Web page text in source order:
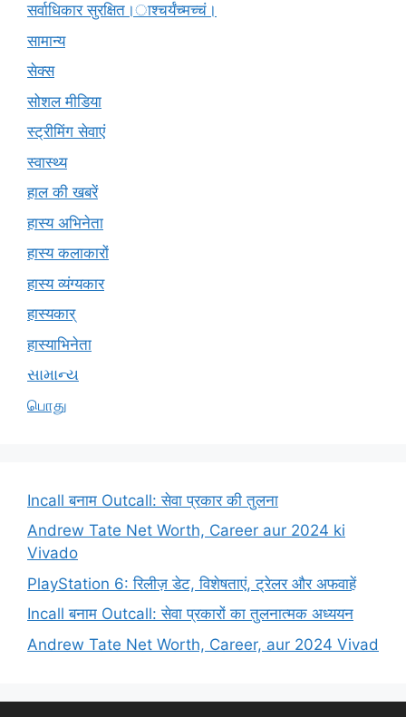
सर्वाधिकार सुरक्षित।ाश्चर्यंच्मच्चं।
सामान्य
सेक्स
सोशल मीडिया
स्ट्रीमिंग सेवाएं
स्वास्थ्य
हाल की खबरें
हास्य अभिनेता
हास्य कलाकारों
हास्य व्यंग्यकार
हास्यकार्
हास्याभिनेता
સામાન્ય
பொது
Incall बनाम Outcall: सेवा प्रकार की तुलना
Andrew Tate Net Worth, Career aur 2024 ki
Vivado
PlayStation 6: रिलीज़ डेट, विशेषताएं, ट्रेलर और अफवाहें
Incall बनाम Outcall: सेवा प्रकारों का तुलनात्मक अध्ययन
Andrew Tate Net Worth, Career, aur 2024 Vivad